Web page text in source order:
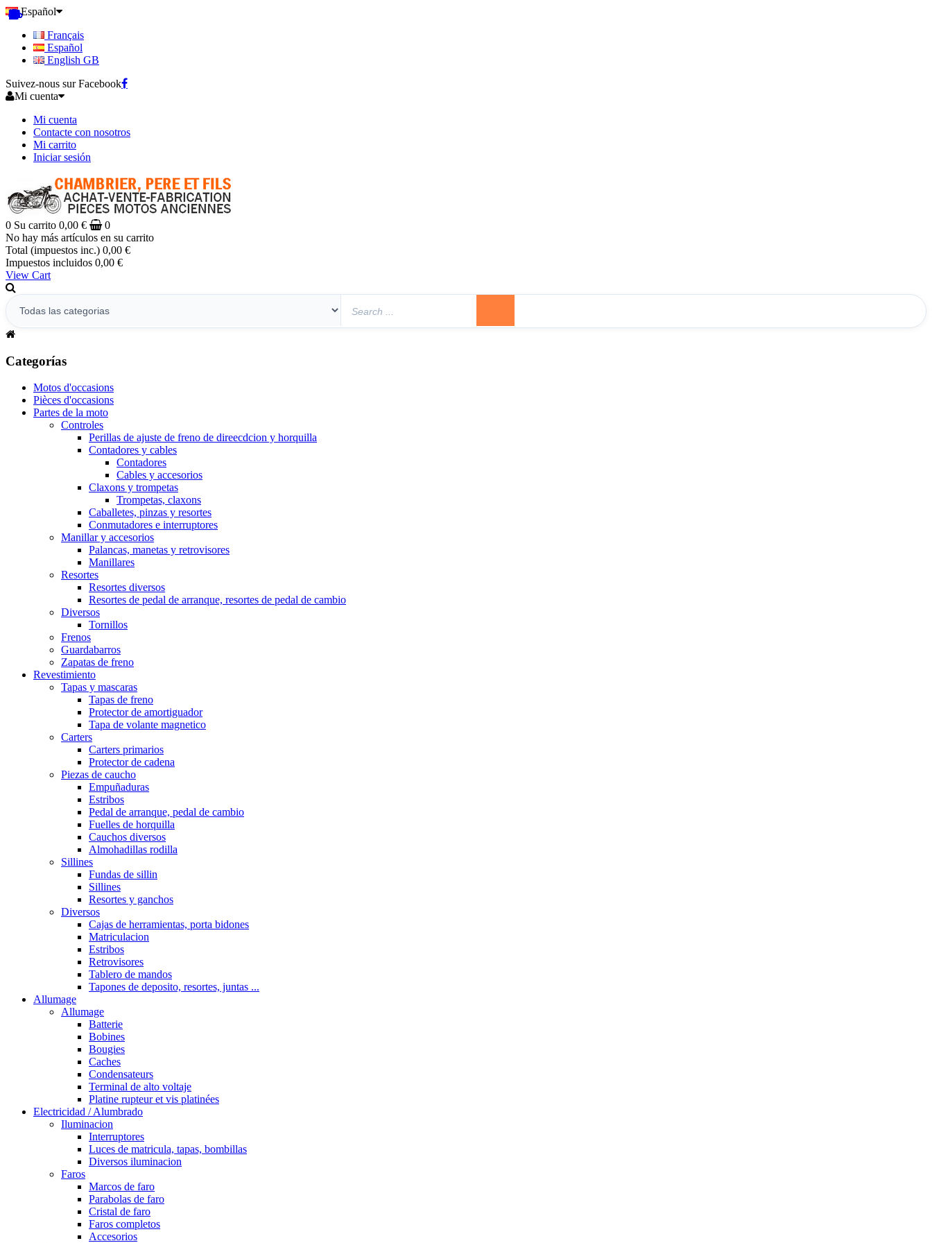
Español
Français
Español
English GB
Suivez-nous sur Facebook
Mi cuenta
Mi cuenta
Contacte con nosotros
Mi carrito
Iniciar sesión
0 Su carrito 0,00 €
0
No hay más artículos en su carrito
Total (impuestos inc.) 0,00 €
Impuestos incluidos 0,00 €
View Cart
Categorías
Motos d'occasions
Pièces d'occasions
Partes de la moto
Controles
Perillas de ajuste de freno de direecdcion y horquilla
Contadores y cables
Contadores
Cables y accesorios
Claxons y trompetas
Trompetas, claxons
Caballetes, pinzas y resortes
Conmutadores e interruptores
Manillar y accesorios
Palancas, manetas y retrovisores
Manillares
Resortes
Resortes diversos
Resortes de pedal de arranque, resortes de pedal de cambio
Diversos
Tornillos
Frenos
Guardabarros
Zapatas de freno
Revestimiento
Tapas y mascaras
Tapas de freno
Protector de amortiguador
Tapa de volante magnetico
Carters
Carters primarios
Protector de cadena
Piezas de caucho
Empuñaduras
Estribos
Pedal de arranque, pedal de cambio
Fuelles de horquilla
Cauchos diversos
Almohadillas rodilla
Sillines
Fundas de sillin
Sillines
Resortes y ganchos
Diversos
Cajas de herramientas, porta bidones
Matriculacion
Estribos
Retrovisores
Tablero de mandos
Tapones de deposito, resortes, juntas ...
Allumage
Allumage
Batterie
Bobines
Bougies
Caches
Condensateurs
Terminal de alto voltaje
Platine rupteur et vis platinées
Electricidad / Alumbrado
Iluminacion
Interruptores
Luces de matricula, tapas, bombillas
Diversos iluminacion
Faros
Marcos de faro
Parabolas de faro
Cristal de faro
Faros completos
Accesorios